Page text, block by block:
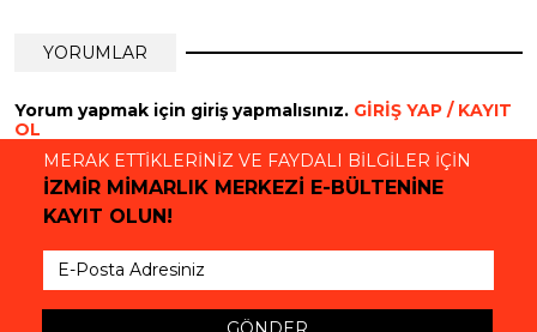
YORUMLAR
Yorum yapmak için giriş yapmalısınız. GİRİŞ YAP / KAYIT
OL
MERAK ETTİKLERİNİZ VE FAYDALI BİLGİLER İÇİN
İZMİR MİMARLIK MERKEZİ E-BÜLTENİNE
KAYIT OLUN!